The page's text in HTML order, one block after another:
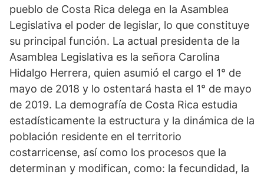
pueblo de Costa Rica delega en la Asamblea
Legislativa el poder de legislar, lo que constituye
su principal función. La actual presidenta de la
Asamblea Legislativa es la señora Carolina
Hidalgo Herrera, quien asumió el cargo el 1° de
mayo de 2018 y lo ostentará hasta el 1° de mayo
de 2019. La demografía de Costa Rica estudia
estadísticamente la estructura y la dinámica de la
población residente en el territorio
costarricense, así como los procesos que la
determinan y modifican, como: la fecundidad, la